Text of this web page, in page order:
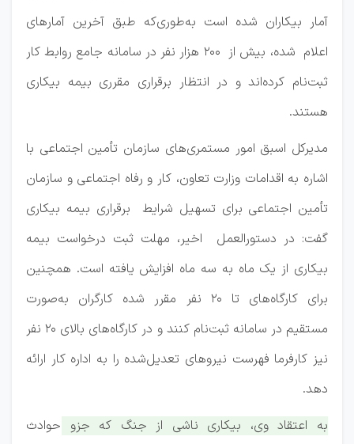
آمار بیکاران شده است به‌طوری‌که طبق آخرین آمارهای
اعلام شده، بیش از ۲۰۰ هزار نفر در سامانه جامع روابط کار
ثبت‌نام کرده‌اند و در انتظار برقراری مقرری بیمه بیکاری
هستند.
مدیرکل اسبق امور مستمری‌های سازمان تأمین اجتماعی با
اشاره به اقدامات وزارت تعاون، کار و رفاه اجتماعی و سازمان
تأمین اجتماعی برای تسهیل شرایط برقراری بیمه بیکاری
گفت: در دستورالعمل اخیر، مهلت ثبت درخواست بیمه
بیکاری از یک ماه به سه ماه افزایش یافته است. همچنین
برای کارگاه‌های تا ۲۰ نفر مقرر شده کارگران به‌صورت
مستقیم در سامانه ثبت‌نام کنند و در کارگاه‌های بالای ۲۰ نفر
نیز کارفرما فهرست نیروهای تعدیل‌شده را به اداره کار ارائه
دهد.
به اعتقاد وی، بیکاری ناشی از جنگ که جزو حوادث